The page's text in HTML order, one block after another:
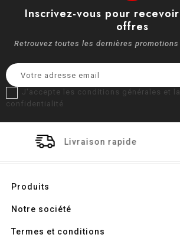
Inscrivez-vous pour
offres
Retrouvez toutes les dernières
J'accepte les conditions générales et
confidentialité
Produits
Notre société
Termes et conditions